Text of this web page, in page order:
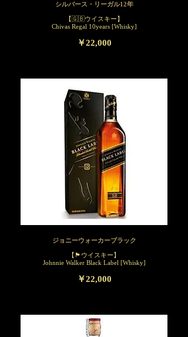
シルバース・リーガル12年
【🇬🇧ウイスキー】
Chivas Regal 10years [Whisky]
￥22,000
ジョニーウォーカーブラック
【🏴󠁧󠁢󠁳󠁣󠁴󠁿ウイスキー】
Johnnie Walker Black Label [Whisky]
￥22,000